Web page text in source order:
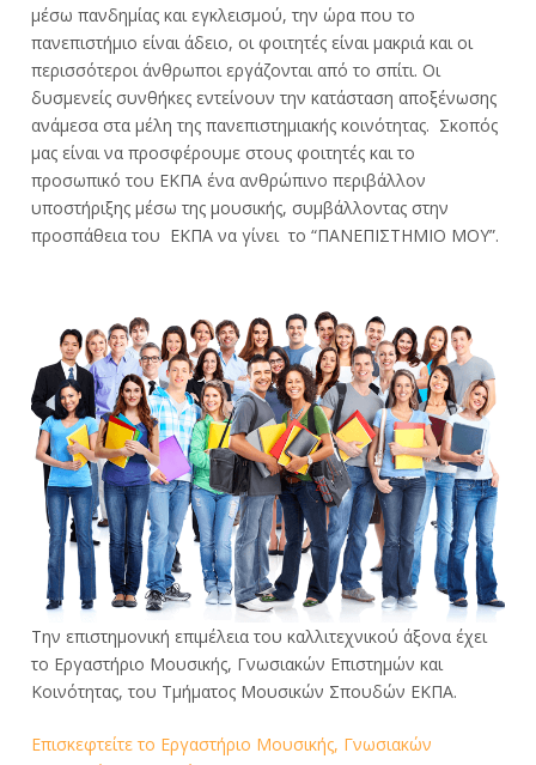
μέσω πανδημίας και εγκλεισμού, την ώρα που το
πανεπιστήμιο είναι άδειο, οι φοιτητές είναι μακριά και οι
περισσότεροι άνθρωποι εργάζονται από το σπίτι. Οι
δυσμενείς συνθήκες εντείνουν την κατάσταση αποξένωσης
ανάμεσα στα μέλη της πανεπιστημιακής κοινότητας. Σκοπός
μας είναι να προσφέρουμε στους φοιτητές και το
προσωπικό του ΕΚΠΑ ένα ανθρώπινο περιβάλλον
υποστήριξης μέσω της μουσικής, συμβάλλοντας στην
προσπάθεια του ΕΚΠΑ να γίνει το “ΠΑΝΕΠΙΣΤΗΜΙΟ ΜΟΥ”.
Την επιστημονική επιμέλεια του καλλιτεχνικού άξονα έχει
το Εργαστήριο Μουσικής, Γνωσιακών Επιστημών και
Κοινότητας, του Τμήματος Μουσικών Σπουδών ΕΚΠΑ.
Επισκεφτείτε το Εργαστήριο Μουσικής, Γνωσιακών